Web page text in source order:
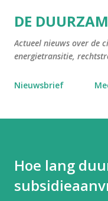
DE
Actueel nieuws over de
energietransitie,
Nieuwsbrief
Hoe lang